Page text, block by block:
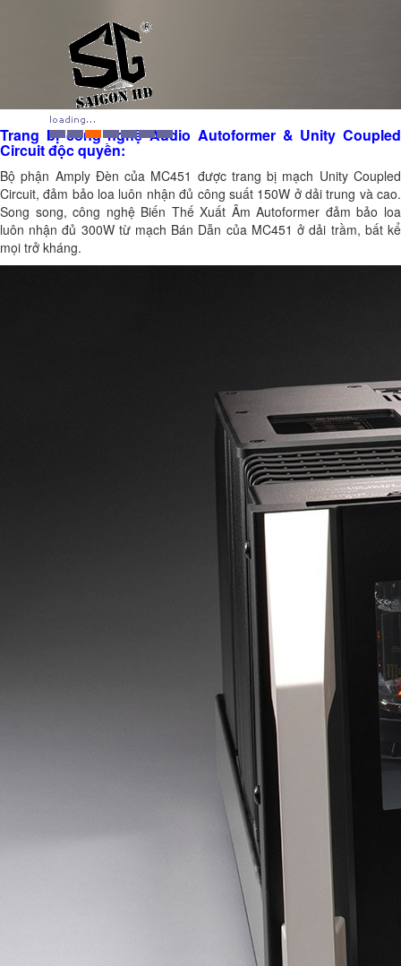
Trang bị công nghệ Audio Autoformer & Unity Coupled
Circuit độc quyền:
Bộ phận Amply Đèn của MC451 được trang bị mạch Unity Coupled
Circuit, đảm bảo loa luôn nhận đủ công suất 150W ở dải trung và cao.
Song song, công nghệ Biến Thế Xuất Âm Autoformer đảm bảo loa
luôn nhận đủ 300W từ mạch Bán Dẫn của MC451 ở dải trầm, bất kể
mọi trở kháng.